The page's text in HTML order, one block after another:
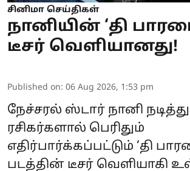
சினிமா செய்திகள்
நானியின் ‘தி
டீசர் வெளியானது!
Published on: 06 Aug 2026, 1:53 pm
நேச்சரல் ஸ்டார் நானி
ரசிகர்களால் பெரிதும்
எதிர்பார்க்கப்பட்டும் ‘தி
படத்தின் டீசர் வெளியாகி